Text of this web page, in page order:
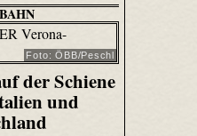
Foto: ÖBB/Peschl
der Schiene
und